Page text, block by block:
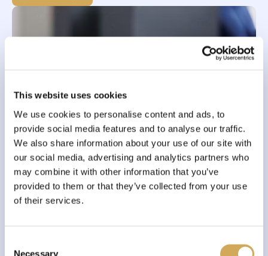
This website uses cookies
We use cookies to personalise content and ads, to
provide social media features and to analyse our traffic.
We also share information about your use of our site with
our social media, advertising and analytics partners who
may combine it with other information that you’ve
provided to them or that they’ve collected from your use
of their services.
Necessary
Waar wij naar